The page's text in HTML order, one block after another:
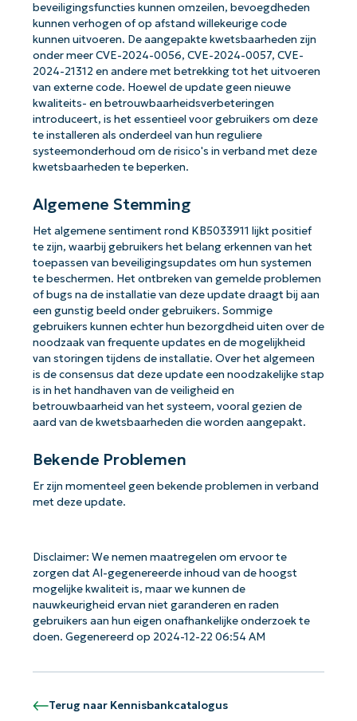
beveiligingsfuncties kunnen omzeilen, bevoegdheden
kunnen verhogen of op afstand willekeurige code
kunnen uitvoeren. De aangepakte kwetsbaarheden zijn
onder meer CVE-2024-0056, CVE-2024-0057, CVE-
2024-21312 en andere met betrekking tot het uitvoeren
van externe code. Hoewel de update geen nieuwe
kwaliteits- en betrouwbaarheidsverbeteringen
introduceert, is het essentieel voor gebruikers om deze
te installeren als onderdeel van hun reguliere
systeemonderhoud om de risico's in verband met deze
kwetsbaarheden te beperken.
Algemene Stemming
Het algemene sentiment rond KB5033911 lijkt positief
te zijn, waarbij gebruikers het belang erkennen van het
toepassen van beveiligingsupdates om hun systemen
te beschermen. Het ontbreken van gemelde problemen
of bugs na de installatie van deze update draagt bij aan
een gunstig beeld onder gebruikers. Sommige
gebruikers kunnen echter hun bezorgdheid uiten over de
noodzaak van frequente updates en de mogelijkheid
van storingen tijdens de installatie. Over het algemeen
is de consensus dat deze update een noodzakelijke stap
is in het handhaven van de veiligheid en
betrouwbaarheid van het systeem, vooral gezien de
aard van de kwetsbaarheden die worden aangepakt.
Bekende Problemen
Er zijn momenteel geen bekende problemen in verband
met deze update.
Disclaimer: We nemen maatregelen om ervoor te
zorgen dat AI-gegenereerde inhoud van de hoogst
mogelijke kwaliteit is, maar we kunnen de
nauwkeurigheid ervan niet garanderen en raden
gebruikers aan hun eigen onafhankelijke onderzoek te
doen. Gegenereerd op 2024-12-22 06:54 AM
Terug naar Kennisbankcatalogus
Aan de slag met NinjaOne AI-